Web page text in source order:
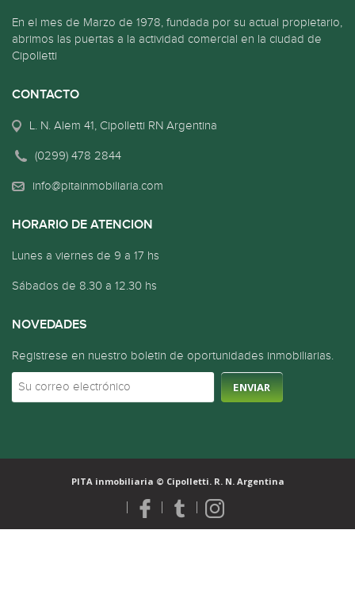
En el mes de Marzo de 1978, fundada por su actual propietario,
abrimos las puertas a la actividad comercial en la ciudad de
Cipolletti
CONTACTO
L. N. Alem 41, Cipolletti RN Argentina
(0299) 478 2844
info@pitainmobiliaria.com
HORARIO DE ATENCION
Lunes a viernes de 9 a 17 hs
Sábados de 8.30 a 12.30 hs
NOVEDADES
Registrese en nuestro boletin de oportunidades inmobiliarias.
PITA inmobiliaria © Cipolletti. R. N. Argentina